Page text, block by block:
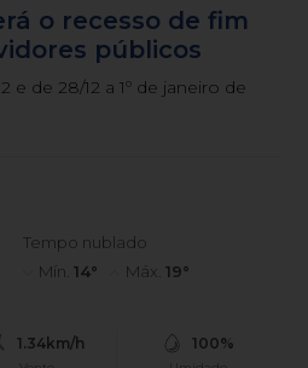
o recesso de fim
públicos
e de 28/12 a 1º de janeiro de
Tempo nublado
Mín. 14° Máx. 19°
1.34km/h 100%